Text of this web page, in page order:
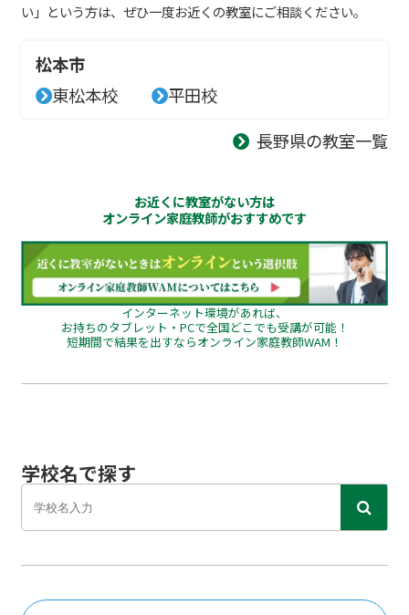
い」という方は、ぜひ一度お近くの教室にご相談ください。
松本市
東松本校
平田校
長野県の教室一覧
お近くに教室がない方は
オンライン家庭教師がおすすめです
インターネット環境があれば、
お持ちのタブレット・PCで全国どこでも受講が可能！
短期間で結果を出すならオンライン家庭教師WAM！
学校名で探す